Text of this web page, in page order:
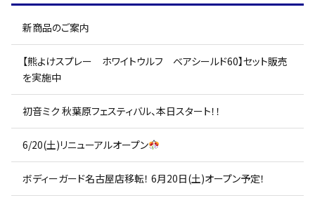
新商品のご案内
【熊よけスプレー ホワイトウルフ ベアシールド60】セット販売
を実施中
初音ミク 秋葉原フェスティバル、本日スタート！！
6/20(土)リニューアルオープン
ボディーガード名古屋店移転！ 6月20日(土)オープン予定！